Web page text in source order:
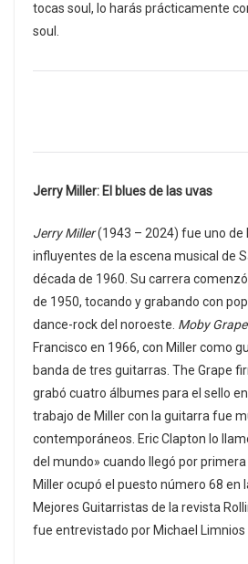
tocas soul, lo harás prácticamente
soul.
Jerry Miller: El blues de las uvas
Jerry Miller(1943 – 2024) fue uno de
influyentes de la escena musical de
década de 1960. Su carrera
de 1950, tocando y grabando con
dance-rock del noroeste. Moby Grape
Francisco en 1966, con Miller como
banda de tres guitarras. The Grape
grabó cuatro álbumes para el sello
trabajo de Miller con la guitarra fue
contemporáneos. Eric Clapton lo
del mundo» cuando llegó por primera
Miller ocupó el puesto número 68 en
Mejores Guitarristas de la revista
fue entrevistado por Michael Limnios